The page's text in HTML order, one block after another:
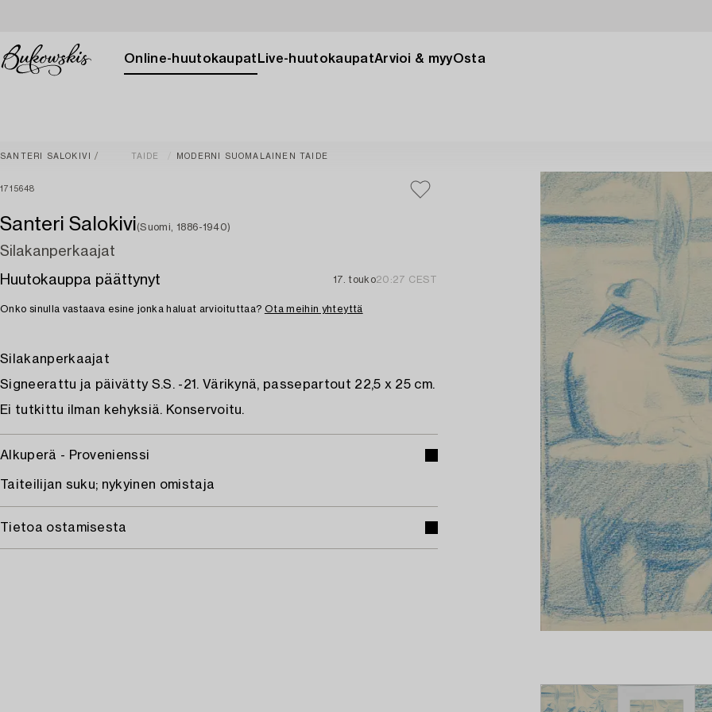
Online-huutokaupat Live-huutokaupatArvioi & myyOsta
SANTERI SALOKIVI TAIDE MODERNI SUOMALAINEN TAIDE
1715648
Santeri Salokivi(Suomi, 1886-1940)
Silakanperkaajat
Huutokauppa päättynyt
17. touko20:27 CEST
Onko sinulla vastaava esine jonka haluat arvioituttaa? Ota meihin yhteyttä
Silakanperkaajat
Signeerattu ja päivätty S.S. -21. Värikynä, passepartout 22,5 x 25 cm.
Ei tutkittu ilman kehyksiä. Konservoitu.
Alkuperä - Provenienssi
Taiteilijan suku; nykyinen omistaja
Tietoa ostamisesta